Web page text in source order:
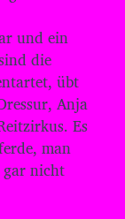
und ein
die
übt
Anja
Es
man
nicht